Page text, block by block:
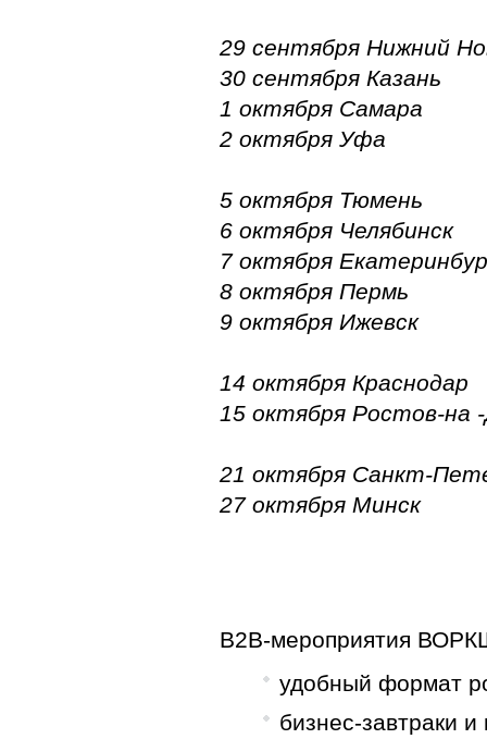
29 сентября Нижний
30 сентября Казань
1 октября Самара
2 октября Уфа
5 октября Тюмень
6 октября Челябинск
7 октября
8 октября Пермь
9 октября Ижевск
14 октября Краснодар
15 октября Ростов-на
21 октября Санкт-
27 октября Минск
B2B-мероприятия
удобный формат
бизнес-завтраки